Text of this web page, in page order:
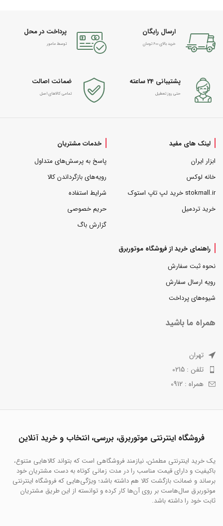
ارسال رایگان
خرید بالای 600 تومان
پرداخت در محل
توسط مامور
پشتیبانی 24 ساعته
حتی روز تعطیل
ضمانت اصالت
تمامی کالاهای اصل
لینک های مفید
ابزار ایران
خانه لوکس
stokmall.ir خرید لپ تاپ استوک
خرید تردمیل
خدمات مشتریان
پاسخ به پرسش‌های متداول
رویه‌های بازگرداندن کالا
شرایط استفاده
حریم خصوصی
گزارش باگ
راهنمای خرید از فروشگاه موتوربرق
نحوه ثبت سفارش
رویه ارسال سفارش
شیوه‌های پرداخت
همراه ما باشید
تهران
تلفن : 0215
همراه : 0912
فروشگاه اینترنتی موتوربرق، بررسی، انتخاب و خرید آنلاین
یک خرید اینترنتی مطمئن، نیازمند فروشگاهی است که بتواند کالاهایی متنوع،
باکیفیت و دارای قیمت مناسب را در مدت زمانی کوتاه به دست مشتریان خود
برساند و ضمانت بازگشت کالا هم داشته باشد؛ ویژگی‌هایی که فروشگاه اینترنتی
موتوربرق سال‌هاست بر روی آن‌ها کار کرده و توانسته از این طریق مشتریان
ثابت خود را داشته باشد.